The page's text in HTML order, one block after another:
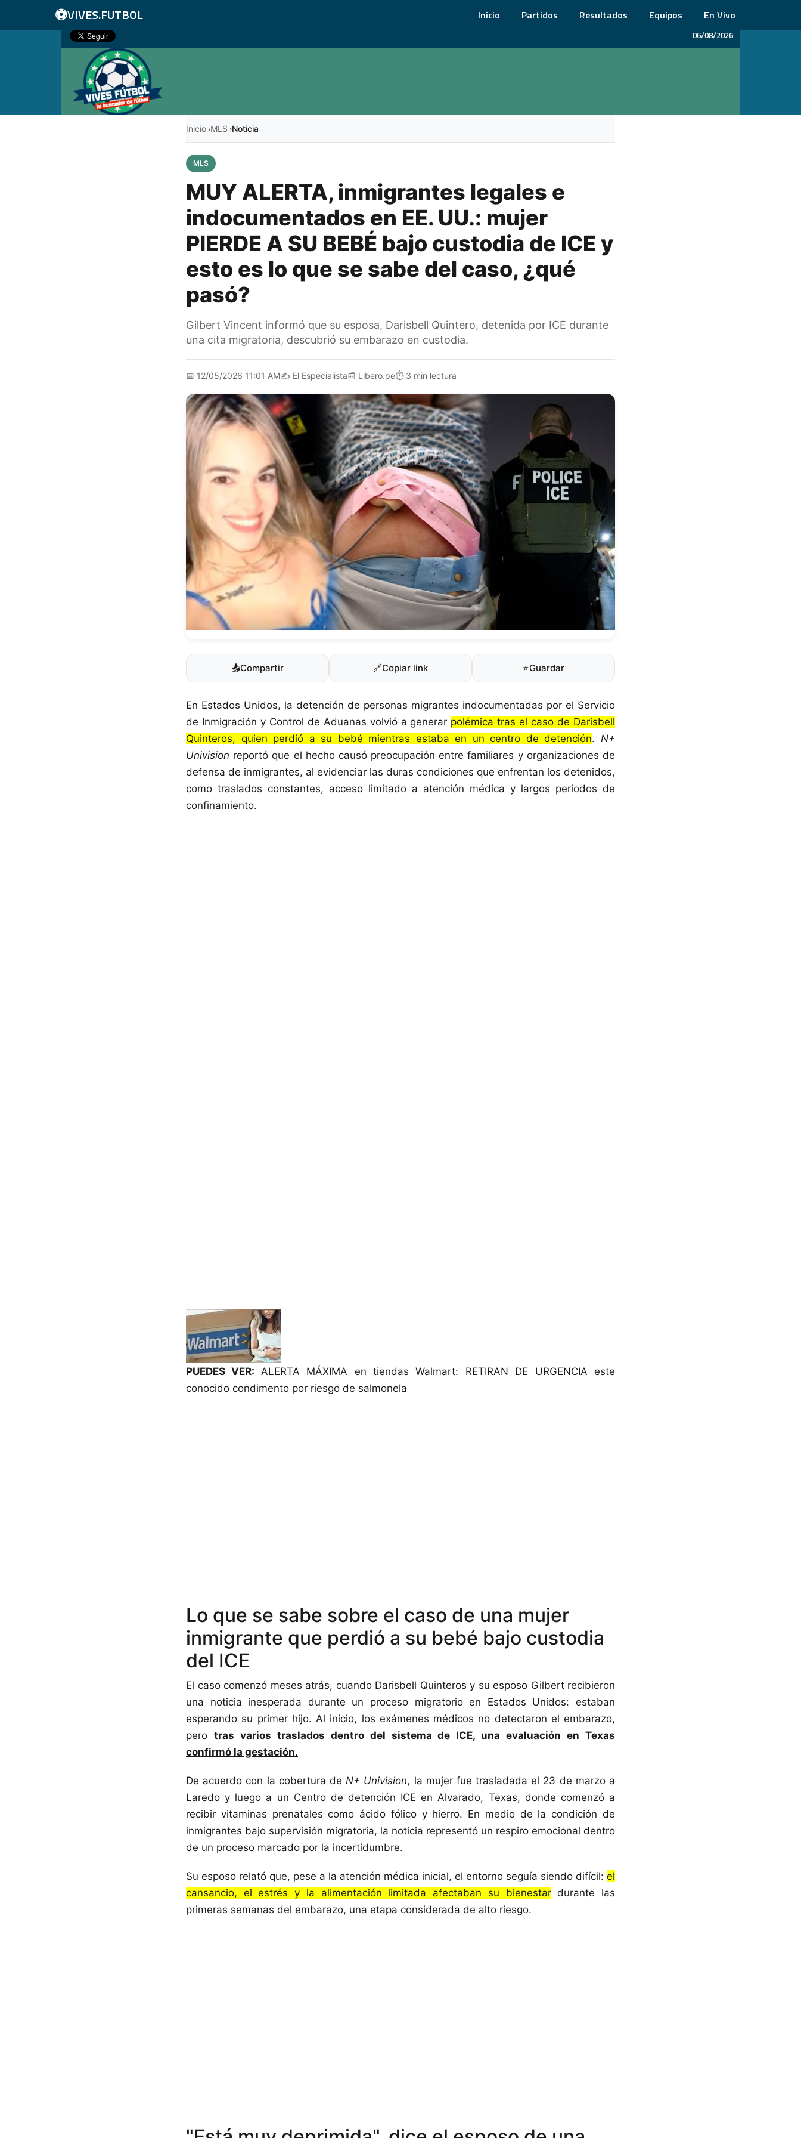
⚽VIVES.FUTBOL Inicio Partidos Resultados Equipos En Vivo
06/08/2026
Inicio ›MLS ›Noticia
MLS
MUY ALERTA, inmigrantes legales e
indocumentados en EE. UU.: mujer
PIERDE A SU BEBÉ bajo custodia de ICE y
esto es lo que se sabe del caso, ¿qué
pasó?
Gilbert Vincent informó que su esposa, Darisbell Quintero, detenida por ICE durante
una cita migratoria, descubrió su embarazo en custodia.
📅 12/05/2026 11:01 AM✍️ El Especialista📰 Libero.pe⏱️ 3 min lectura
📤Compartir 🔗Copiar link ⭐Guardar
En Estados Unidos, la detención de personas migrantes indocumentadas por el Servicio
de Inmigración y Control de Aduanas volvió a generar polémica tras el caso de Darisbell
Quinteros, quien perdió a su bebé mientras estaba en un centro de detención. N+
Univision reportó que el hecho causó preocupación entre familiares y organizaciones de
defensa de inmigrantes, al evidenciar las duras condiciones que enfrentan los detenidos,
como traslados constantes, acceso limitado a atención médica y largos periodos de
confinamiento.
PUEDES VER: ALERTA MÁXIMA en tiendas Walmart: RETIRAN DE URGENCIA este
conocido condimento por riesgo de salmonela
Lo que se sabe sobre el caso de una mujer
inmigrante que perdió a su bebé bajo custodia
del ICE
El caso comenzó meses atrás, cuando Darisbell Quinteros y su esposo Gilbert recibieron
una noticia inesperada durante un proceso migratorio en Estados Unidos: estaban
esperando su primer hijo. Al inicio, los exámenes médicos no detectaron el embarazo,
pero tras varios traslados dentro del sistema de ICE, una evaluación en Texas
confirmó la gestación.
De acuerdo con la cobertura de N+ Univision, la mujer fue trasladada el 23 de marzo a
Laredo y luego a un Centro de detención ICE en Alvarado, Texas, donde comenzó a
recibir vitaminas prenatales como ácido fólico y hierro. En medio de la condición de
inmigrantes bajo supervisión migratoria, la noticia representó un respiro emocional dentro
de un proceso marcado por la incertidumbre.
Su esposo relató que, pese a la atención médica inicial, el entorno seguía siendo difícil: el
cansancio, el estrés y la alimentación limitada afectaban su bienestardurante las
primeras semanas del embarazo, una etapa considerada de alto riesgo.